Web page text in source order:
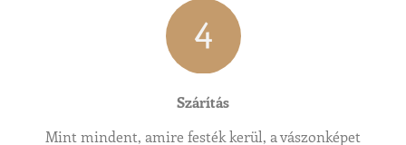
4
Szárítás
Mint mindent, amire festék kerül, a vászonképet